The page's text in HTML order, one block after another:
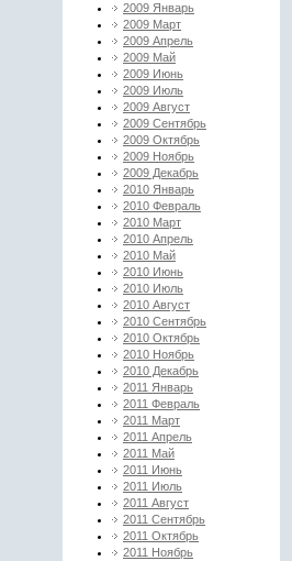
2009 Январь
2009 Март
2009 Апрель
2009 Май
2009 Июнь
2009 Июль
2009 Август
2009 Сентябрь
2009 Октябрь
2009 Ноябрь
2009 Декабрь
2010 Январь
2010 Февраль
2010 Март
2010 Апрель
2010 Май
2010 Июнь
2010 Июль
2010 Август
2010 Сентябрь
2010 Октябрь
2010 Ноябрь
2010 Декабрь
2011 Январь
2011 Февраль
2011 Март
2011 Апрель
2011 Май
2011 Июнь
2011 Июль
2011 Август
2011 Сентябрь
2011 Октябрь
2011 Ноябрь